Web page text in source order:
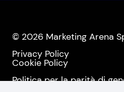
© 2026 Marketing Arena
Privacy Policy
Cookie Policy
Politica per la parità di